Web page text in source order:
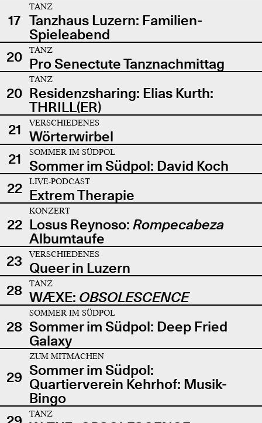
17
TANZ
Tanzhaus Luzern: Familien-
Spieleabend
20
TANZ
Pro Senectute Tanznachmittag
20
TANZ
Residenzsharing: Elias Kurth:
THRILL(ER)
21
VERSCHIEDENES
Wörterwirbel
21
SOMMER IM SÜDPOL
Sommer im Südpol: David Koch
22
LIVE-PODCAST
Extrem Therapie
22
KONZERT
Losus Reynoso: Rompecabeza
Albumtaufe
23
VERSCHIEDENES
Queer in Luzern
28
TANZ
WÆXE: OBSOLESCENCE
28
SOMMER IM SÜDPOL
Sommer im Südpol: Deep Fried
Galaxy
29
ZUM MITMACHEN
Sommer im Südpol:
Quartierverein Kehrhof: Musik-
Bingo
TANZ